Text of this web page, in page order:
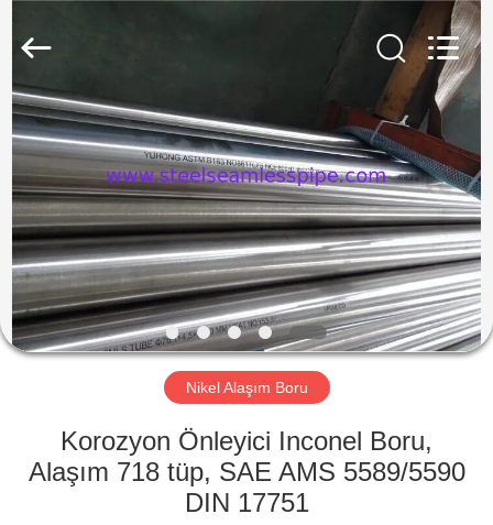
EV
ÜRÜN:%
S
HAKKIMIZDA
FABRIKA
KALITE
Co.,Ltd.
Reserved.
Nikel Alaşım Boru
Korozyon Önleyici Inconel Boru,
Alaşım 718 tüp, SAE AMS 5589/5590
DIN 17751